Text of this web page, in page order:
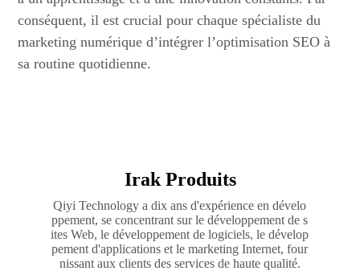
conséquent, il est crucial pour chaque spécialiste du
marketing numérique d’intégrer l’optimisation SEO à
sa routine quotidienne.
Irak Produits
Qiyi Technology a dix ans d'expérience en dévelo
ppement, se concentrant sur le développement de s
ites Web, le développement de logiciels, le dévelop
pement d'applications et le marketing Internet, four
nissant aux clients des services de haute qualité.